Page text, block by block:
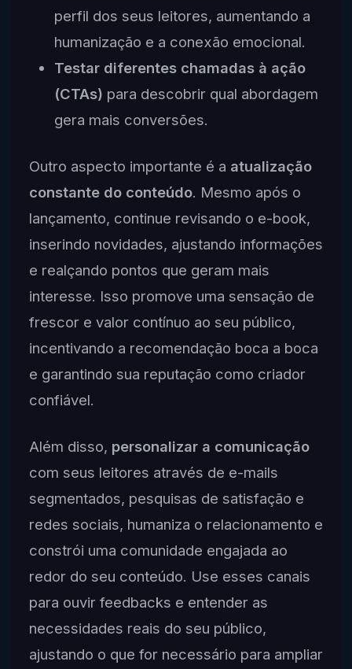
perfil dos seus leitores, aumentando a
humanização e a conexão emocional.
Testar diferentes chamadas à ação
(CTAs) para descobrir qual abordagem
gera mais conversões.
Outro aspecto importante é a atualização
constante do conteúdo. Mesmo após o
lançamento, continue revisando o e-book,
inserindo novidades, ajustando informações
e realçando pontos que geram mais
interesse. Isso promove uma sensação de
frescor e valor contínuo ao seu público,
incentivando a recomendação boca a boca
e garantindo sua reputação como criador
confiável.
Além disso, personalizar a comunicação
com seus leitores através de e-mails
segmentados, pesquisas de satisfação e
redes sociais, humaniza o relacionamento e
constrói uma comunidade engajada ao
redor do seu conteúdo. Use esses canais
para ouvir feedbacks e entender as
necessidades reais do seu público,
ajustando o que for necessário para ampliar